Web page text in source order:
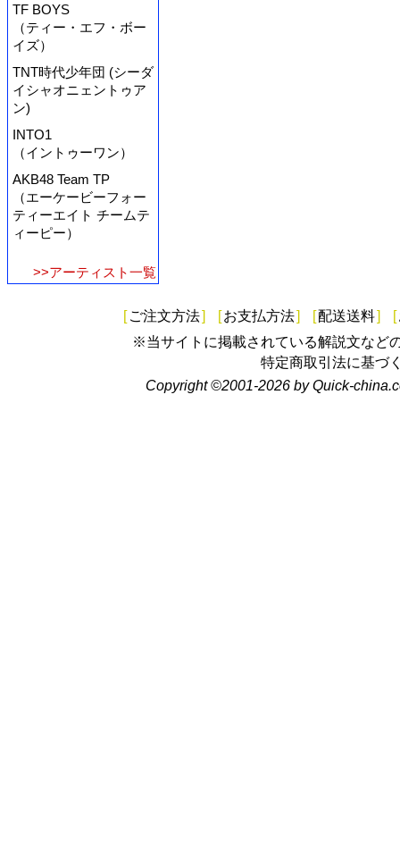
TF BOYS
（ティー・エフ・ボー
イズ）
TNT時代少年団 (シーダ
イシャオニェントゥア
ン)
INTO1
（イントゥーワン）
AKB48 Team TP
（エーケービーフォー
ティーエイト チームテ
ィーピー）
>>アーティスト一覧
[ ご注文方法] [お支払方法] [配送送料] [
※当サイトに掲載されている解説文など
特定商取引法に基づ
Copyright ©2001-2026 by Quick-